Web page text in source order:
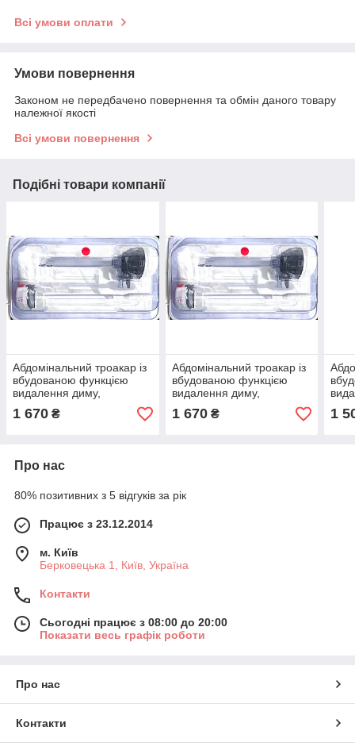
Всі умови оплати
Умови повернення
Законом не передбачено повернення та обмін даного товару
належної якості
Всі умови повернення
Подібні товари компанії
Абдомінальний троакар із
вбудованою функцією
видалення диму,
15х100мм
1 670 ₴
Абдомінальний троакар із
вбудованою функцією
видалення диму,
12х100мм без леза
оптичний
1 670₴ 1
Про нас
80% позитивних з 5 відгуків за рік
Працює з 23.12.2014
м. Київ
Берковецька 1, Київ, Україна
Контакти
Сьогодні працює з 08:00 до 20:00
Показати весь графік роботи
Про нас
Контакти